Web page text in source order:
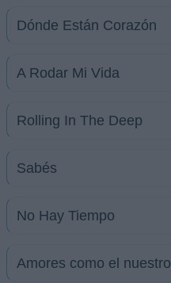
Dónde Están Corazón
A Rodar Mi Vida
Rolling In The Deep
Sabés
No Hay Tiempo
Amores como el nuestro